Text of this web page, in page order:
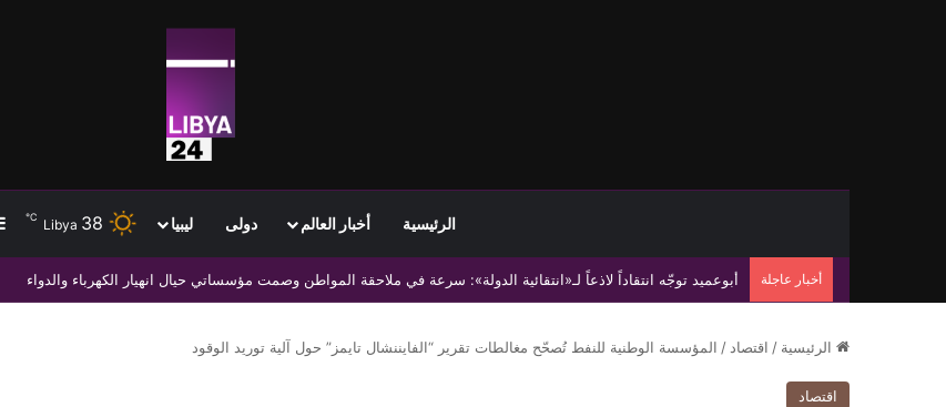
الرئيسية أخبار العالم دولى ليبيا Libya 38
℃
أخبار عاجلة محكمة إيطالية توقف صفقة رادار إسرائيلي وتلزم باستبداله بنظام محلي
الرئيسية / اقتصاد / المؤسسة الوطنية للنفط تُصحّح مغالطات تقرير “الفايننشال تايمز” حول آلية توريد الوقود
اقتصاد